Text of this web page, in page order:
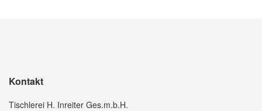
Kontakt
Tischlerei H. Inreiter Ges.m.b.H.